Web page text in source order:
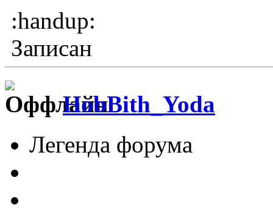
:handup:
Записан
HobBith_Yoda
Легенда форума